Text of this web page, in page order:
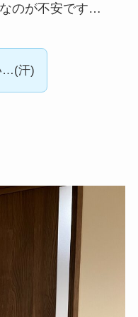
のが不安です…
…(汗)